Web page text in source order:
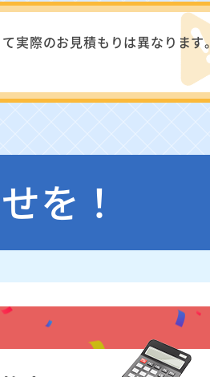
際のお見積もりは異なります。
を！